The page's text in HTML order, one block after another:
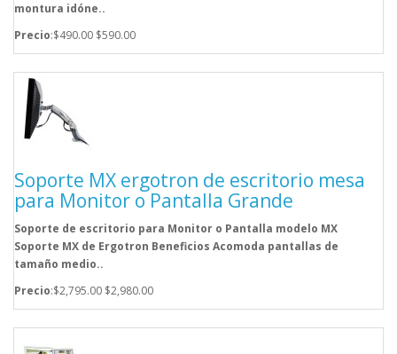
montura idóne..
Precio:$490.00 $590.00
Soporte MX ergotron de escritorio mesa
para Monitor o Pantalla Grande
Soporte de escritorio para Monitor o Pantalla modelo MX
Soporte MX de Ergotron Beneficios Acomoda pantallas de
tamaño medio..
Precio:$2,795.00 $2,980.00